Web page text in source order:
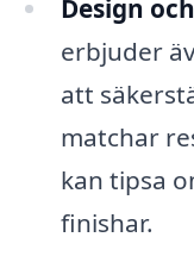
Design
erbjuder
att
matchar
kan tipsa
finishar.